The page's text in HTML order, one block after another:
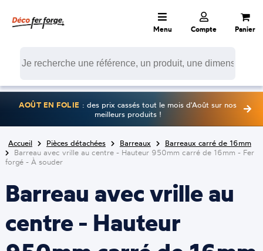
Menu Compte Panier
AOÛT EN FOLIE : des prix cassés tout le mois d'Août sur nos
meilleurs produits !
Accueil Pièces détachées Barreaux
Barreaux carré de 16mm
Barreau avec vrille au centre - Hauteur 950mm carré de 16mm - Fer
forgé - À souder
Barreau avec vrille au
centre - Hauteur